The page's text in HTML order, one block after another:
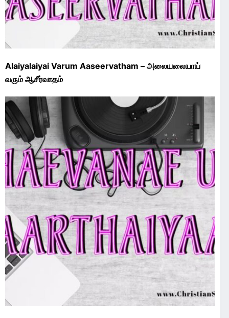
Alaiyalaiyai Varum Aaseervatham – அலையலையாய்
வரும் ஆசீர்வாதம்